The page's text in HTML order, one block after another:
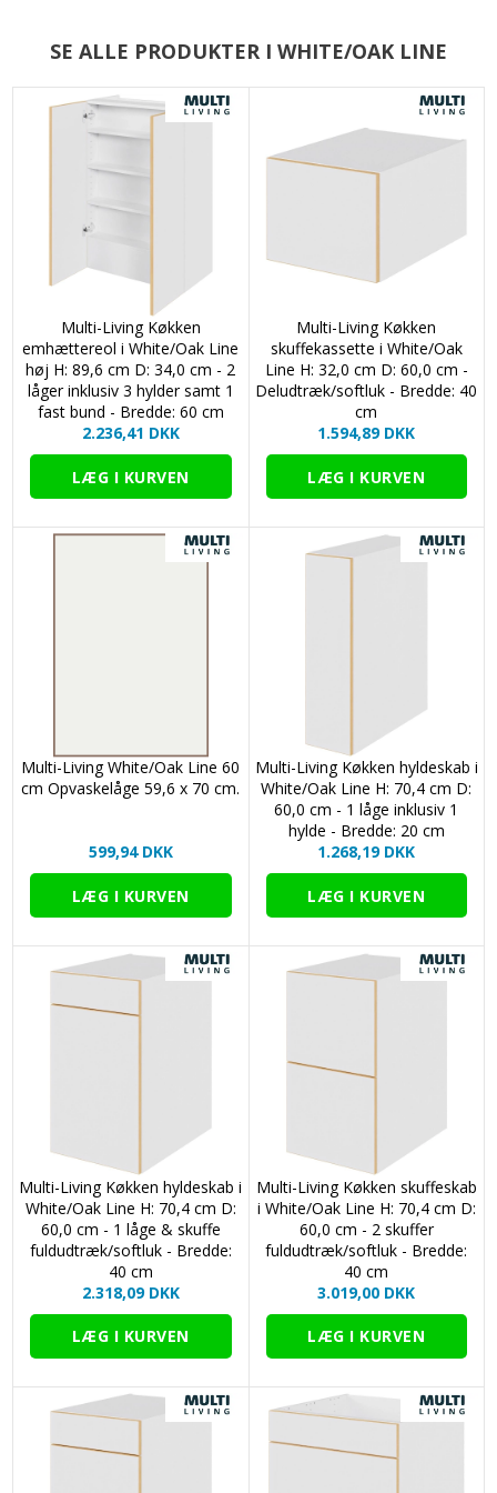
Skabshøjde: 1952 mm / 195,2 cm
låge)
elegant og stilfuldt look.
ROBUST LÅGE
Melamin er en robust overflade, nem at rengøre samt
farvekonstant.
FÅ ET GRATIS TILBUD
Du kan altid få et gratis og uforpligtende tegning og
tilbud, så du kan se hvordan din drømmeløsning kan
Information om White/Oak Line
Front:Hvid melamin med ABS plastik kant i eg
Forside:Hvid melamin
Kanter: ABS Plast kant i eg
Bagside:Melamin/Hvid
Tykkelse:16 mm
Kerne:Spånplade
Rengøring:MAELAMIN – MAT OVERFLADE - Almindelig
rengøring. Overfladen rengøres med en ren klud hårdt
omhyggeligt med en ren, tør klud.
Anvend aldrig slibende rengøringsmidler som skurepulver,
SE ALLE PRODUKTER I WHITE/OAK LINE
Multi-Living Køkken
emhættereol i White/Oak Line
høj H: 89,6 cm D: 34,0 cm - 2
låger inklusiv 3 hylder samt 1
fast bund - Bredde: 60 cm
2.236,41 DKK
Multi-Living Køkken
skuffekassette i White/Oak
Line H: 32,0 cm D: 60,0 cm -
Deludtræk/softluk - Bredde: 40
cm
1.594,89 DKK
Multi-Living White/Oak Line 60
cm Opvaskelåge 59,6 x 70 cm.
599,94 DKK
Multi-Living Køkken hyldeskab i
White/Oak Line H: 70,4 cm D:
60,0 cm - 1 låge inklusiv 1
hylde - Bredde: 20 cm
1.268,19 DKK
Multi-Living Køkken hyldeskab i
White/Oak Line H: 70,4 cm D:
60,0 cm - 1 låge & skuffe
fuldudtræk/softluk - Bredde:
40 cm
2.318,09 DKK
Multi-Living Køkken skuffeskab
i White/Oak Line H: 70,4 cm D:
60,0 cm - 2 skuffer
fuldudtræk/softluk - Bredde:
40 cm
3.019,00 DKK